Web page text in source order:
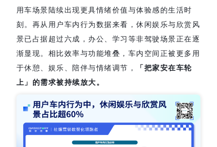
用车场景陆续出现更具情绪价值与体验感的生活时
刻。再从用户车内行为数据来看，休闲娱乐与欣赏风
景已占据超过六成，办公、学习等非驾驶场景正在逐
渐显现。相比效率与功能堆叠，车内空间正被更多用
于休憩、娱乐、陪伴与情绪调节，
「把家安在车轮
上」的需求被持续放大。